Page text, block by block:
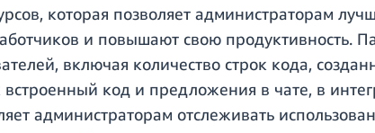
которая позволяет администраторам
и повышают свою продуктивность.
включая количество строк кода,
код и предложения в чате, в
администраторам отслеживать